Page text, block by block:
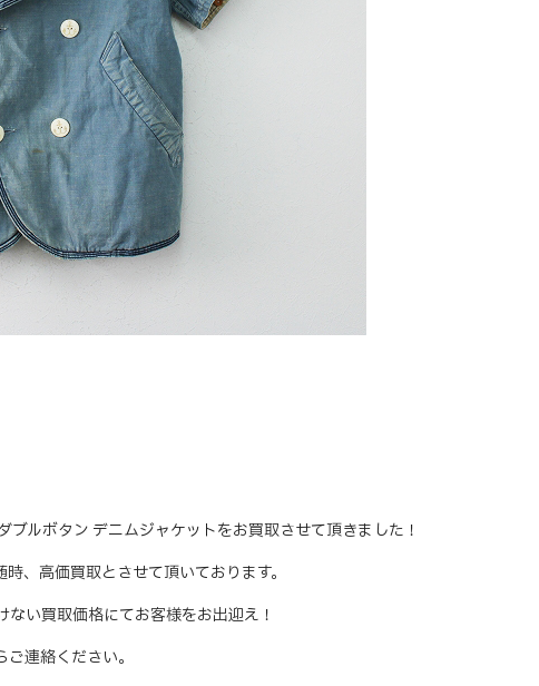
ルボタン デニムジャケットをお買取させて頂きました！
、高価買取とさせて頂いております。
い買取価格にてお客様をお出迎え！
連絡ください。